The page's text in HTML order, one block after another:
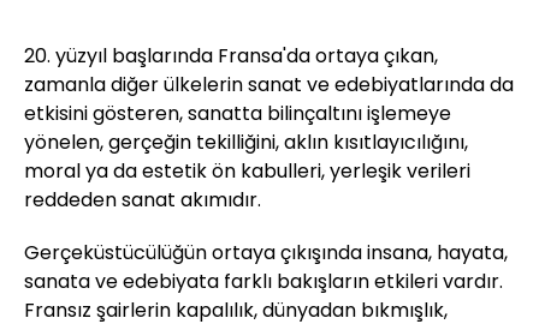
20. yüzyıl başlarında Fransa'da ortaya çıkan,
zamanla diğer ülkelerin sanat ve edebiyatlarında da
etkisini gösteren, sanatta bilinçaltını işlemeye
yönelen, gerçeğin tekilliğini, aklın kısıtlayıcılığını,
moral ya da estetik ön kabulleri, yerleşik verileri
reddeden sanat akımıdır.
Gerçeküstücülüğün ortaya çıkışında insana, hayata,
sanata ve edebiyata farklı bakışların etkileri vardır.
Fransız şairlerin kapalılık, dünyadan bıkmışlık,